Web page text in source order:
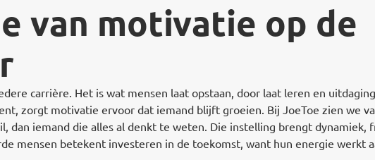
van motivatie op de
carrière. Het is wat mensen laat opstaan, door laat leren en
zorgt motivatie ervoor dat iemand blijft groeien. Bij JoeToe zien we
dan iemand die alles al denkt te weten. Die instelling brengt dynamiek,
mensen betekent investeren in de toekomst, want hun energie werkt